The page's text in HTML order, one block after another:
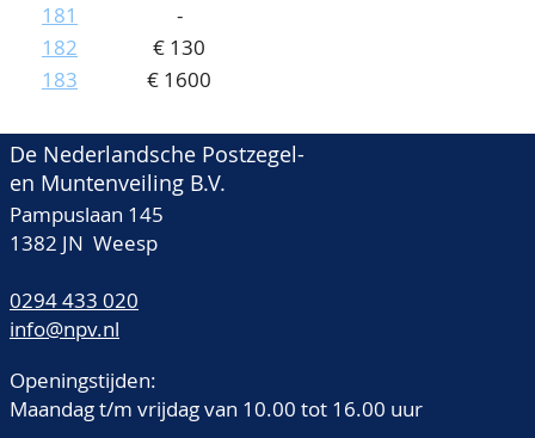
181
-
182
€ 130
183
€ 1600
De Nederlandsche Postzegel-
en Muntenveiling B.V.
Pampuslaan 145
1382 JN Weesp
0294 433 020
info@npv.nl
Openingstijden:
Maandag t/m vrijdag van 10.00 tot 16.00 uur